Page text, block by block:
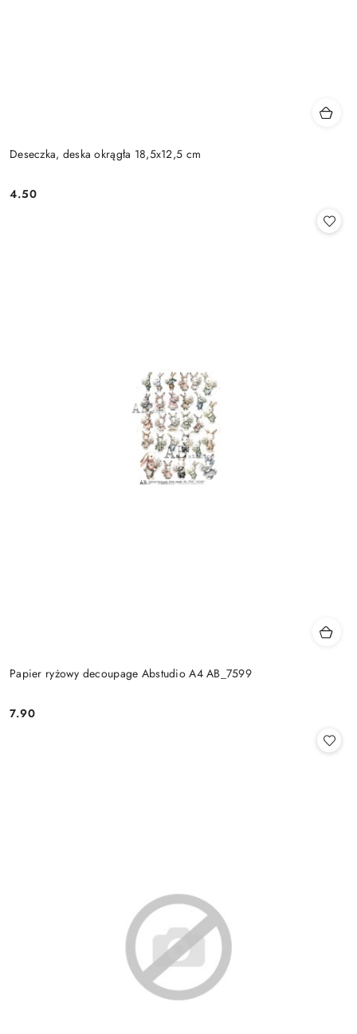
Deseczka, deska okrągła 18,5x12,5 cm
Cena:
4.50
Papier ryżowy decoupage Abstudio A4 AB_7599
Cena:
7.90